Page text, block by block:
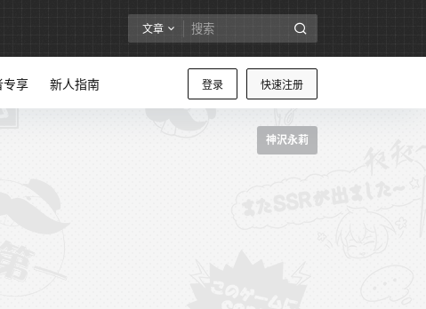
文章
登录 快速注册
专享 新人指南
神沢永莉